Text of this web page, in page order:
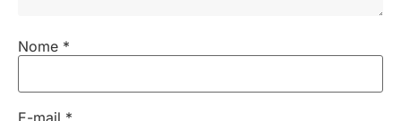
Nome *
E-mail *